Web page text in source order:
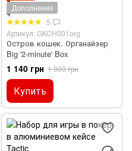
Дополнение
5
Артикул: GKCH001org
Остров кошек. Органайзер
Big '2-minute' Box
1 140 грн 1 900 грн
Купить